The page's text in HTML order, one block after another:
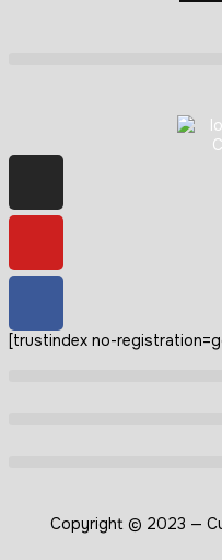
[trustindex no-
Copyright © 2023 —